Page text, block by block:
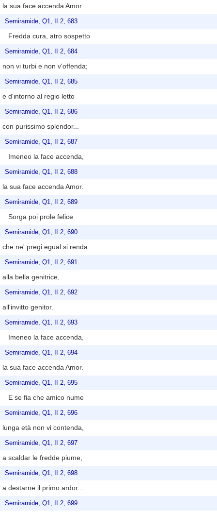
la sua face accenda Amor.
Semiramide, Q1, II 2, 683
Fredda cura, atro sospetto
Semiramide, Q1, II 2, 684
non vi turbi e non v'offenda;
Semiramide, Q1, II 2, 685
e d'intorno al regio letto
Semiramide, Q1, II 2, 686
con purissimo splendor...
Semiramide, Q1, II 2, 687
Imeneo la face accenda,
Semiramide, Q1, II 2, 688
la sua face accenda Amor.
Semiramide, Q1, II 2, 689
Sorga poi prole felice
Semiramide, Q1, II 2, 690
che ne' pregi egual si renda
Semiramide, Q1, II 2, 691
alla bella genitrice,
Semiramide, Q1, II 2, 692
all'invitto genitor.
Semiramide, Q1, II 2, 693
Imeneo la face accenda,
Semiramide, Q1, II 2, 694
la sua face accenda Amor.
Semiramide, Q1, II 2, 695
E se fia che amico nume
Semiramide, Q1, II 2, 696
lunga età non vi contenda,
Semiramide, Q1, II 2, 697
a scaldar le fredde piume,
Semiramide, Q1, II 2, 698
a destarne il primo ardor...
Semiramide, Q1, II 2, 699